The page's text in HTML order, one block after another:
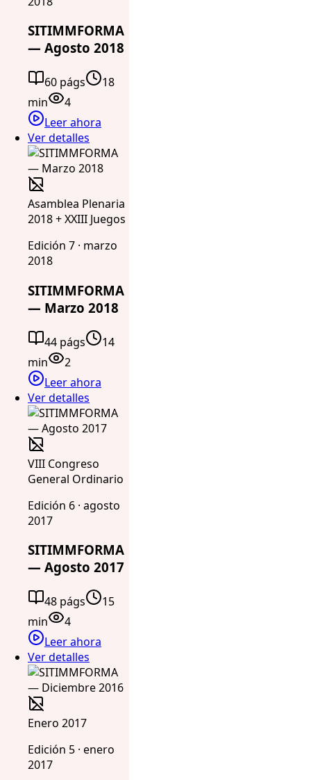
SITIMMFORMA
— Agosto 2018
60 págs
18
min
4
Leer ahora
Ver detalles
Asamblea Plenaria
2018 + XXIII Juegos
Edición 7 · marzo
2018
SITIMMFORMA
— Marzo 2018
44 págs
14
min
2
Leer ahora
Ver detalles
VIII Congreso
General Ordinario
Edición 6 · agosto
2017
SITIMMFORMA
— Agosto 2017
48 págs
15
min
4
Leer ahora
Ver detalles
Enero 2017
Edición 5 · enero
2017